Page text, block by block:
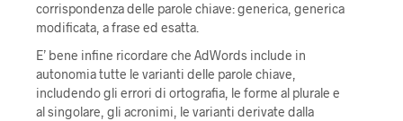
corrispondenza delle parole chiave: generica, generica
modificata, a frase ed esatta.
E’ bene infine ricordare che AdWords include in
autonomia tutte le varianti delle parole chiave,
includendo gli errori di ortografia, le forme al plurale e
al singolare, gli acronimi, le varianti derivate dalla